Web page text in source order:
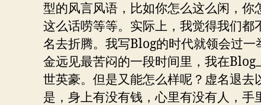
型的风言风语，比如你怎么这么闲，你
这么话唠等等。实际上，我觉得我们都
名去折腾。我写Blog的时代就领会过一
金远见最苦闷的一段时间里，我在Blog
世英豪。但是又能怎么样呢？虚名退去
是，身上有没有钱，心里有没有人，手